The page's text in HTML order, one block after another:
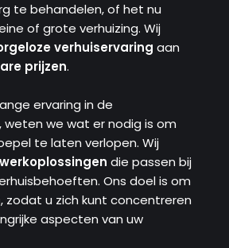
te behandelen, of het nu
of grote verhuizing. Wij
verhuiservaring aan
prijzen.
ervaring in de
weten we wat er nodig is om
te laten verlopen. Wij
die passen bij
Ons doel is om
, zodat u zich kunt concentreren
aspecten van uw